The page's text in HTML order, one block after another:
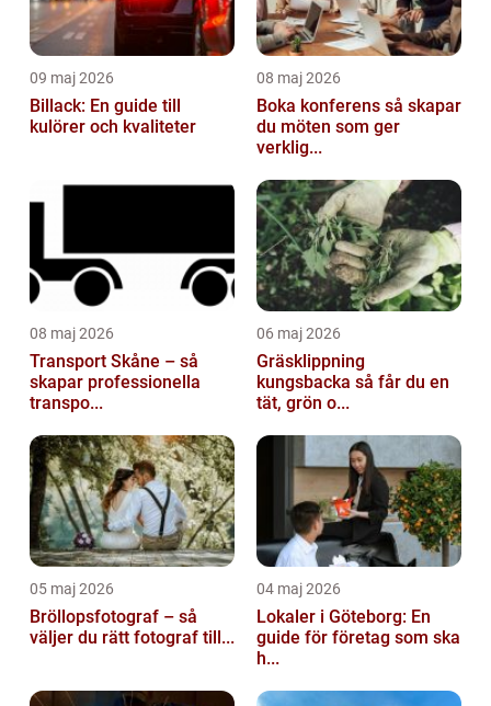
09 maj 2026
Billack: En guide till
kulörer och kvaliteter
08 maj 2026
Boka konferens så skapar
du möten som ger
verklig...
08 maj 2026
Transport Skåne – så
skapar professionella
transpo...
06 maj 2026
Gräsklippning
kungsbacka så får du en
tät, grön o...
05 maj 2026
Bröllopsfotograf – så
väljer du rätt fotograf till...
04 maj 2026
Lokaler i Göteborg: En
guide för företag som ska
h...